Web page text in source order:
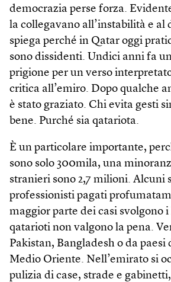
democrazia perse forza.
la collegavano all’instabilità e al
spiega perché in Qatar oggi
sono dissidenti. Undici anni fa
prigione per un verso
critica all’emiro. Dopo qualche
è stato graziato. Chi evita gesti
bene. Purché sia qatariota.
È un particolare importante,
sono solo 300mila, una
stranieri sono 2,7 milioni. Alcuni
professionisti pagati
maggior parte dei casi svolgono
qatarioti non valgono la pena.
Pakistan, Bangladesh o da paesi
Medio Oriente. Nell’emirato si
pulizia di case, strade e